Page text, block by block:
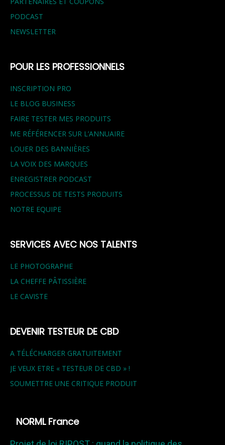
PODCAST
NEWSLETTER
POUR LES PROFESSIONNELS
INSCRIPTION PRO
LE BLOG BUSINESS
FAIRE TESTER MES PRODUITS
ME RÉFÉRENCER SUR L’ANNUAIRE
LOUER DES BANNIÈRES
LA VOIX DES MARQUES
ENREGISTRER PODCAST
PROCESSUS DE TESTS PRODUITS
NOTRE EQUIPE
SERVICES AVEC NOS TALENTS
LE PHOTOGRAPHE
LA CHEFFE PÂTISSIÈRE
LE CAVISTE
DEVENIR TESTEUR DE CBD
A TÉLÉCHARGER GRATUITEMENT
JE VEUX ETRE « TESTEUR DE CBD » !
SOUMETTRE UNE CRITIQUE PRODUIT
NORML France